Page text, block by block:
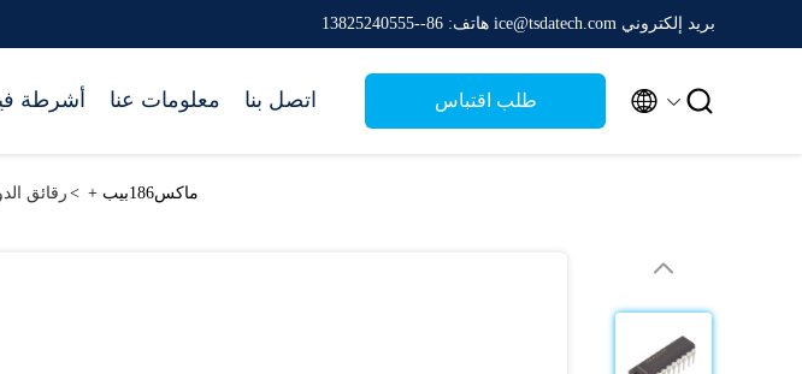
بريد إلكتروني ice@tsdatech.com هاتف: 86--13825240555
أشرطة معلومات عنا اتصل بنا طلب اقتباس  
رقائق> ماكس186بيب +